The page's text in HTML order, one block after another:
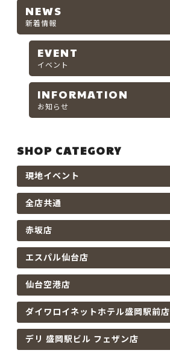
NEWS
新着情報
EVENT
イベント
INFORMATION
お知らせ
SHOP CATEGORY
現地イベント
全店共通
赤坂店
エスパル仙台店
仙台空港店
ダイワロイネットホテル盛岡駅前店
デリ 盛岡駅ビル フェザン店